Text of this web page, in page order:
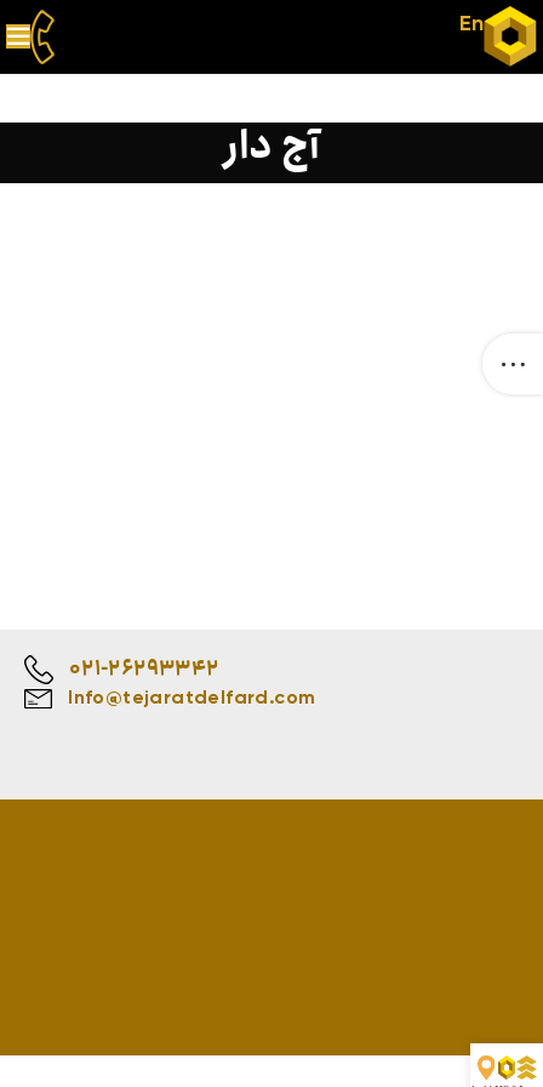
En
آج دار
021-26293342
Info@tejaratdelfard.com